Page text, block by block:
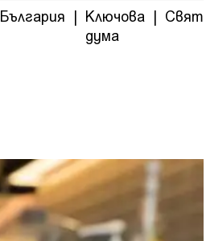
България | Ключова
дума
| Свят